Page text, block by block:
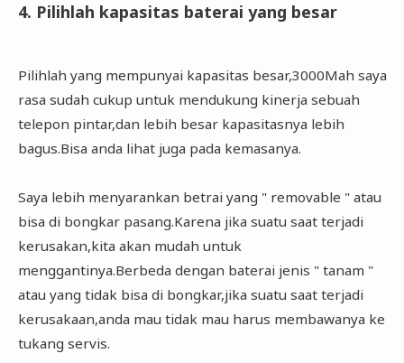
4. Pilihlah kapasitas baterai yang besar
Pilihlah yang mempunyai kapasitas besar,3000Mah saya
rasa sudah cukup untuk mendukung kinerja sebuah
telepon pintar,dan lebih besar kapasitasnya lebih
bagus.Bisa anda lihat juga pada kemasanya.
Saya lebih menyarankan betrai yang " removable " atau
bisa di bongkar pasang.Karena jika suatu saat terjadi
kerusakan,kita akan mudah untuk
menggantinya.Berbeda dengan baterai jenis " tanam "
atau yang tidak bisa di bongkar,jika suatu saat terjadi
kerusakaan,anda mau tidak mau harus membawanya ke
tukang servis.